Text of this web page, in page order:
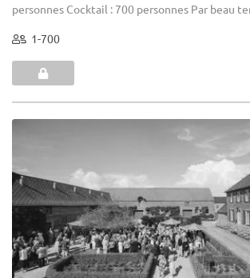
personnes Cocktail : 700 personnes Par beau
1-700